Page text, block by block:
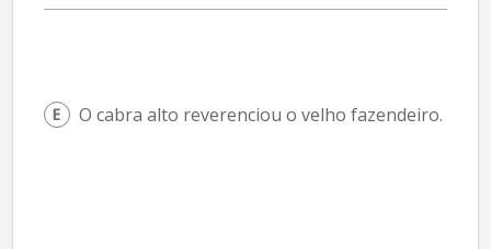
O cabra alto reverenciou o velho fazendeiro.